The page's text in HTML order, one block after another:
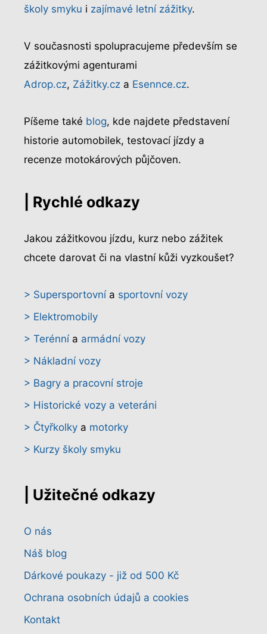
školy smyku i zajímavé letní zážitky.
V současnosti spolupracujeme především se
zážitkovými agenturami
Adrop.cz, Zážitky.cz a Esennce.cz.
Píšeme také blog, kde najdete představení
historie automobilek, testovací jízdy a
recenze motokárových půjčoven.
| Rychlé odkazy
Jakou zážitkovou jízdu, kurz nebo zážitek
chcete darovat či na vlastní kůži vyzkoušet?
> Supersportovní a sportovní vozy
> Elektromobily
> Terénní a armádní vozy
> Nákladní vozy
> Bagry a pracovní stroje
> Historické vozy a veteráni
> Čtyřkolky a motorky
> Kurzy školy smyku
| Užitečné odkazy
O nás
Náš blog
Dárkové poukazy - již od 500 Kč
Ochrana osobních údajů a cookies
Kontakt